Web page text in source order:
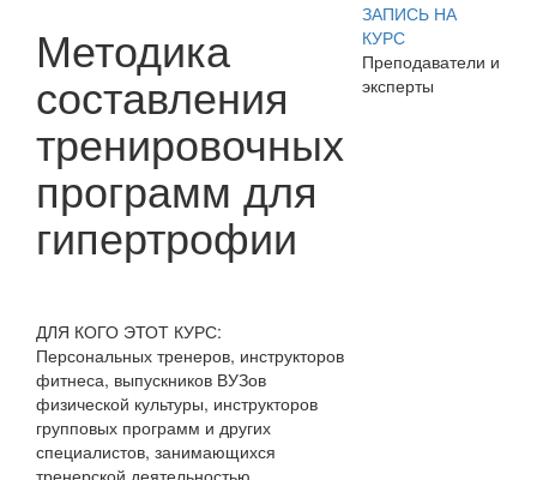
Методика
составления
тренировочных
программ для
гипертрофии
ДЛЯ КОГО ЭТОТ КУРС:
Персональных тренеров, инструкторов
фитнеса, выпускников ВУЗов
физической культуры, инструкторов
групповых программ и других
специалистов, занимающихся
тренерской деятельностью.
ЗАПИСЬ НА
КУРС
Преподаватели и
эксперты